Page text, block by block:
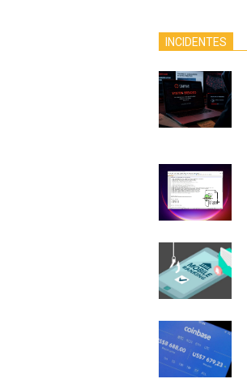
INCIDENTES